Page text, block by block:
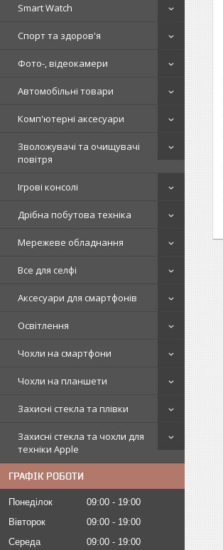
Smart Watch
Спорт та здоров'я
Фото-, відеокамери
Автомобільні товари
Комп'ютерні аксесуари
Зволожувачі та очищувачі
повітря
Ігрові консолі
Дрібна побутова техніка
Мережеве обладнання
Все для селфі
Аксесуари для смартфонів
Освітлення
Чохли на смартфони
Чохли на планшети
Захисні стекла та плівки
Захисні стекла та чохли для
техніки Apple
ГРАФІК РОБОТИ
Понеділок 09:00
19:00
Вівторок
09:00
19:00
Середа
09:00
19:00